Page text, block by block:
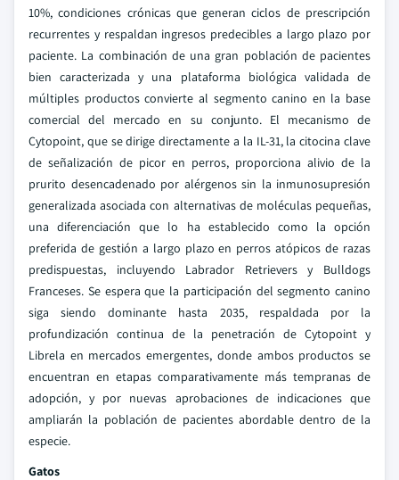
10%, condiciones crónicas que generan ciclos de prescripción
recurrentes y respaldan ingresos predecibles a largo plazo por
paciente. La combinación de una gran población de pacientes
bien caracterizada y una plataforma biológica validada de
múltiples productos convierte al segmento canino en la base
comercial del mercado en su conjunto. El mecanismo de
Cytopoint, que se dirige directamente a la IL-31, la citocina clave
de señalización de picor en perros, proporciona alivio de la
prurito desencadenado por alérgenos sin la inmunosupresión
generalizada asociada con alternativas de moléculas pequeñas,
una diferenciación que lo ha establecido como la opción
preferida de gestión a largo plazo en perros atópicos de razas
predispuestas, incluyendo Labrador Retrievers y Bulldogs
Franceses. Se espera que la participación del segmento canino
siga siendo dominante hasta 2035, respaldada por la
profundización continua de la penetración de Cytopoint y
Librela en mercados emergentes, donde ambos productos se
encuentran en etapas comparativamente más tempranas de
adopción, y por nuevas aprobaciones de indicaciones que
ampliarán la población de pacientes abordable dentro de la
especie.
Gatos